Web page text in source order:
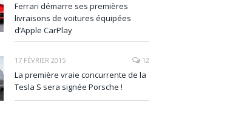
Ferrari démarre ses premières
livraisons de voitures équipées
d’Apple CarPlay
17 FÉVRIER 2015 12
La première vraie concurrente de la
Tesla S sera signée Porsche !